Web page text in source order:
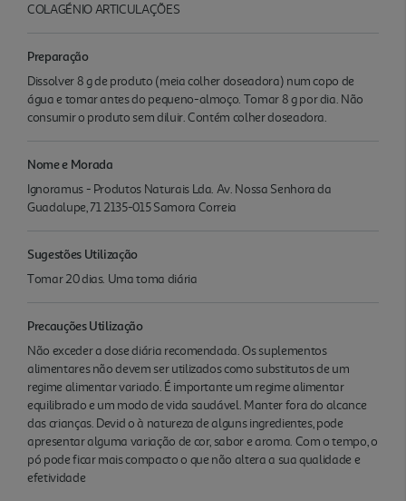
COLAGÉNIO ARTICULAÇÕES
Preparação
Dissolver 8 g de produto (meia colher doseadora) num copo de
água e tomar antes do pequeno-almoço. Tomar 8 g por dia. Não
consumir o produto sem diluir. Contém colher doseadora.
Nome e Morada
Ignoramus - Produtos Naturais Lda. Av. Nossa Senhora da
Guadalupe, 71 2135-015 Samora Correia
Sugestões Utilização
Tomar 20 dias. Uma toma diária
Precauções Utilização
Não exceder a dose diária recomendada. Os suplementos
alimentares não devem ser utilizados como substitutos de um
regime alimentar variado. É importante um regime alimentar
equilibrado e um modo de vida saudável. Manter fora do alcance
das crianças. Devid o à natureza de alguns ingredientes, pode
apresentar alguma variação de cor, sabor e aroma. Com o tempo, o
pó pode ficar mais compacto o que não altera a sua qualidade e
efetividade